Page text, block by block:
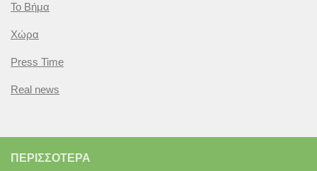
Το Βήμα
Χώρα
Press Time
Real news
ΠΕΡΙΣΣΌΤΕΡΑ